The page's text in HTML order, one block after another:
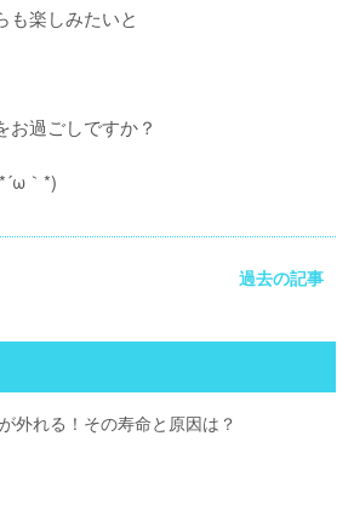
も楽しみたいと
お過ごしですか？
｀*)
過去の記事
外れる！その寿命と原因は？